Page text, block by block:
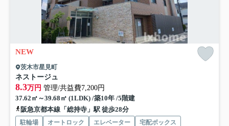
NEW
茨木市星見町
ネストージュ
8.3万円 管理/共益費7,200円
37.62㎡～39.68㎡ (1LDK) /築10年 /5階建
阪急京都本線「総持寺」駅 徒歩28分
駐輪場 オートロック エレベーター
宅配ボックス